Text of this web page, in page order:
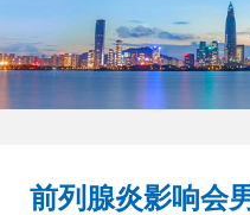
前列腺炎影响会